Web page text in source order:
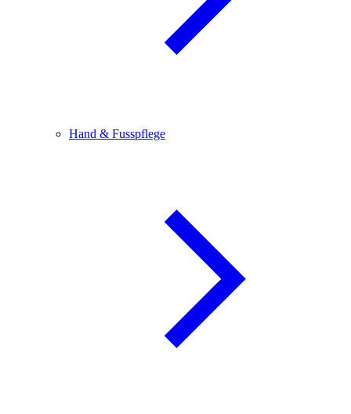
Hand & Fusspflege